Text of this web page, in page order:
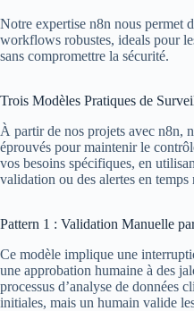
Notre expertise n8n nous permet
workflows robustes, ideals pour
sans compromettre la sécurité.
Trois Modèles Pratiques de
À partir de nos projets avec n8n,
éprouvés pour maintenir le
vos besoins spécifiques, en
validation ou des alertes en temps
Pattern 1 : Validation Manuelle
Ce modèle implique une
une approbation humaine à des
processus d’analyse de données
initiales, mais un humain valide